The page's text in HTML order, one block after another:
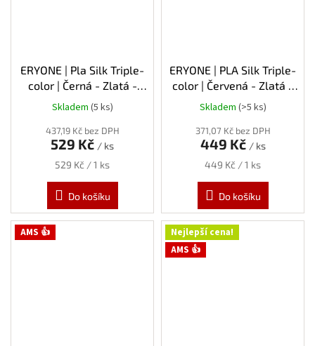
ERYONE | Pla Silk Triple-
color | Černá - Zlatá -
Fialová | 1.75mm | 1kg
Skladem (5 ks)
437,19 Kč bez DPH
529 Kč / ks
Měrná
529 Kč / 1 ks
Do košíku
ERYONE | PLA Silk Triple-
color | Červená - Zlatá -
Fialová | 1.75mm | 1kg
Skladem (>5 ks)
371,07 Kč bez DPH
449 Kč / ks
Měrná
449 Kč / 1 ks
Do košíku
AMS 👍
Nejlepší cena!
AMS 👍